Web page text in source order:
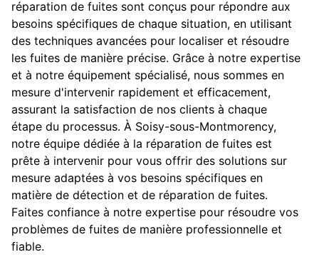
réparation de fuites sont conçus pour répondre aux
besoins spécifiques de chaque situation, en utilisant
des techniques avancées pour localiser et résoudre
les fuites de manière précise. Grâce à notre expertise
et à notre équipement spécialisé, nous sommes en
mesure d'intervenir rapidement et efficacement,
assurant la satisfaction de nos clients à chaque
étape du processus. À Soisy-sous-Montmorency,
notre équipe dédiée à la réparation de fuites est
prête à intervenir pour vous offrir des solutions sur
mesure adaptées à vos besoins spécifiques en
matière de détection et de réparation de fuites.
Faites confiance à notre expertise pour résoudre vos
problèmes de fuites de manière professionnelle et
fiable.